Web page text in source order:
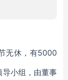
无休，有5000
小组，由董事